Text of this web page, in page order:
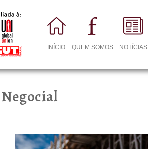
INÍCIO QUEM SOMOS NOTÍCIAS